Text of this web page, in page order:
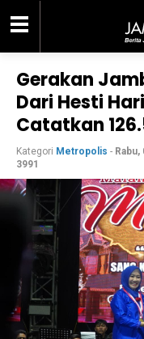
Gerakan
Dari Hesti
Catatkan
Kategori Metropolis -
3991